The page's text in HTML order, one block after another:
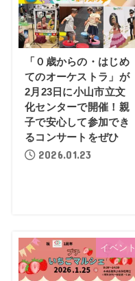
「０歳からの・はじめ
てのオーケストラ」が
2月23日に小山市立文
化センターで開催！親
子で安心して参加でき
るコンサートをぜひ
2026.01.23
イベント